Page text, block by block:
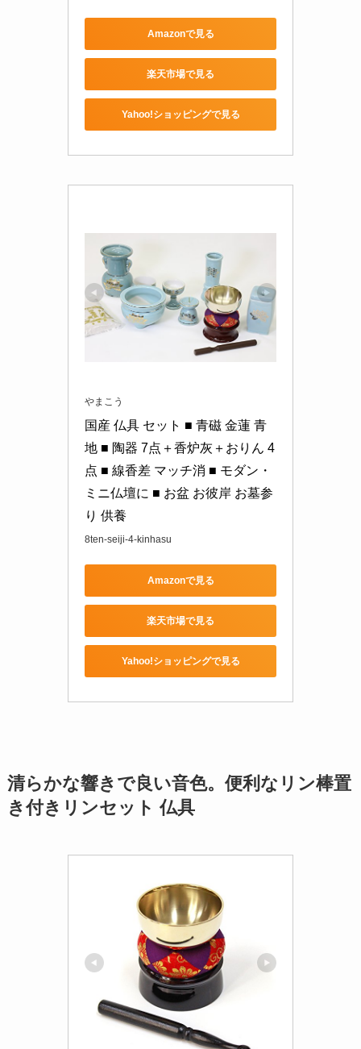
Amazonで見る
楽天市場で見る
Yahoo!ショッピングで見る
やまこう
国産 仏具 セット ■ 青磁 金蓮 青
地 ■ 陶器 7点＋香炉灰＋おりん 4
点 ■ 線香差 マッチ消 ■ モダン・
ミニ仏壇に ■ お盆 お彼岸 お墓参
り 供養
8ten-seiji-4-kinhasu
Amazonで見る
楽天市場で見る
Yahoo!ショッピングで見る
清らかな響きで良い音色。便利なリン棒置
き付きリンセット 仏具